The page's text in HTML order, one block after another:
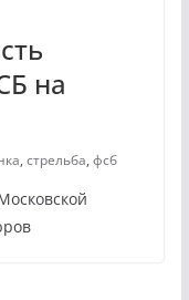
на
, стрельба, фсб